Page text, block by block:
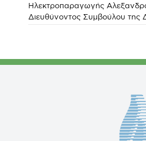
Ηλεκτροπαραγωγής
Διευθύνοντος Συμβούλου